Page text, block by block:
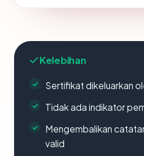
Kelebihan
Sertifikat dikeluarkan
Tidak ada indikator
Mengembalikan
valid